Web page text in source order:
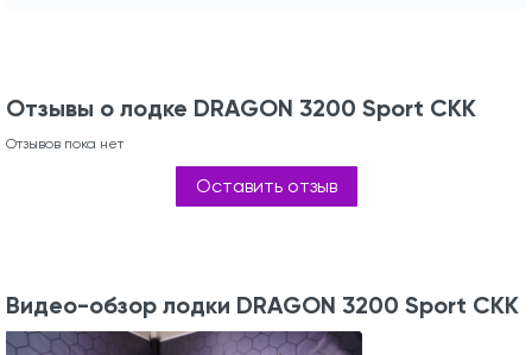
Отзывы о лодке DRAGON 3200 Sport СКК
Отзывов пока нет
Оставить отзыв
Видео-обзор лодки DRAGON 3200 Sport СКК